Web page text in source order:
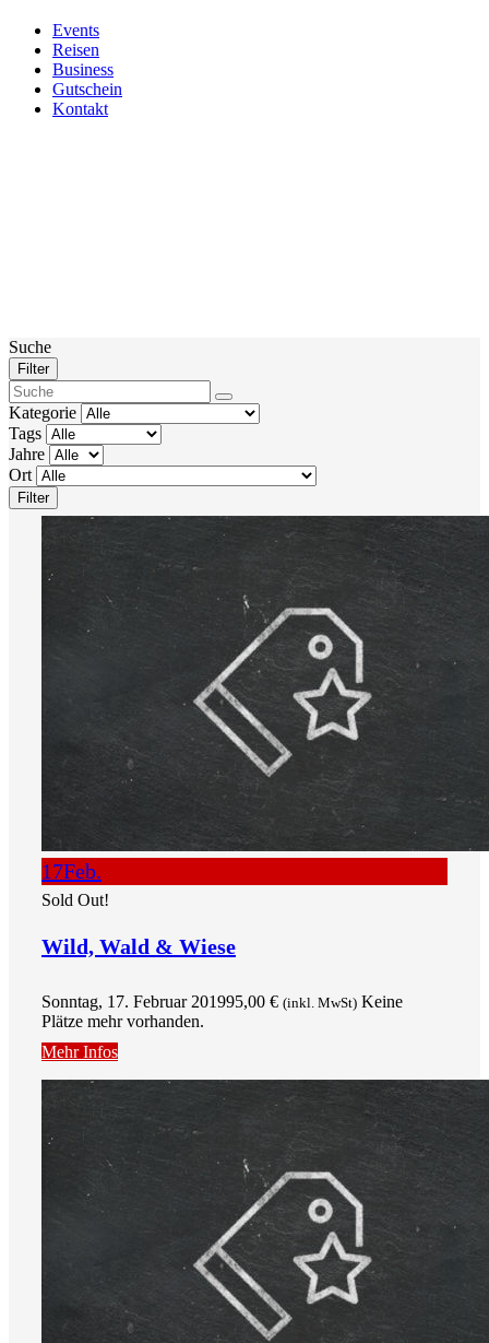
Events
Reisen
Business
Gutschein
Kontakt
Suche
Filter
Kategorie
Tags
Jahre
Ort
Filter
17Feb.
Sold Out!
Wild, Wald & Wiese
Sonntag, 17. Februar 201995,00 € (inkl. MwSt) Keine
Plätze mehr vorhanden.
Mehr Infos